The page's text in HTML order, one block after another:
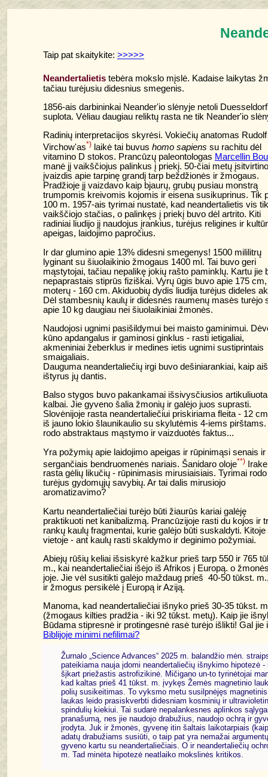
Taip pat skaitykite: >>>>>
Neandertalietis tebėra mokslo mįslė. Kadaise laikytas
tačiau turėjusiu didesnius smegenis.
1856-ais darbininkai Neander'io slėnyje netoli
suplota. Vėliau daugiau reliktų rasta ne tik Neander'io
Radinių interpretacijos skyrėsi. Vokiečių anatomas Rudolf
Virchow'as*) laikė tai buvus homo sapiens su rachitu dėl
vitamino D stokos. Prancūzų paleontologas Marcellin
manė jį vaikščiojus palinkus į priekį. 50-čiai metų įsitvirtino
įvaizdis apie tarpinę grandį tarp beždžionės ir žmogaus.
Pradžioje jį vaizdavo kaip bjaurų, grubų pusiau monstrą
trumpomis kreivomis kojomis ir eisena susikuprinus. Tik
100 m. 1957-ais tyrimai nustatė, kad neandertalietis vis tik
vaikščiojo stačias, o palinkęs į priekį buvo dėl artrito. Kiti
radiniai liudijo jį naudojus įrankius, turėjus religines ir
apeigas, laidojimo papročius.
Ir dar glumino apie 13% didesni smegenys! 1500 mililitrų
lyginant su šiuolaikinio žmogaus 1400 ml. Tai buvo geri
mąstytojai, tačiau nepalikę jokių rašto paminklų. Kartu jie
nepaprastais stiprūs fiziškai. Vyrų ūgis buvo apie 175 cm,
moterų - 160 cm. Akiduobių dydis liudija turėjus dideles
Dėl stambesnių kaulų ir didesnės raumenų masės turėjo
apie 10 kg daugiau nei šiuolaikiniai žmonės.
Naudojosi ugnimi pasišildymui bei maisto gaminimui.
kūno apdangalus ir gaminosi ginklus - rasti ietigaliai,
akmeniniai žeberklus ir medines ietis ugnimi sustiprintais
smaigaliais.
Dauguma neandertaliečių irgi buvo dešiniarankiai, kaip
ištyrus jų dantis.
Balso stygos buvo pakankamai išsivysčiusios
kalbai. Jie gyveno šalia žmonių ir galėjo juos suprasti.
Slovėnijoje rasta neandertaliečiui priskiriama fleita - 12
iš jauno lokio šlaunikaulio su skylutėmis 4-iems pirštams.
rodo abstraktaus mąstymo ir vaizduotės faktus...
Yra požymių apie laidojimo apeigas ir rūpinimąsi senais ir
sergančiais bendruomenės nariais. Šanidaro oloje**) Irake
rasta gėlių likučių - rūpinimasis mirusiaisiais. Tyrimai
turėjus gydomųjų savybių. Ar tai dalis mirusiojo
aromatizavimo?
Kartu neandertaliečiai turėjo būti žiaurūs kariai galėję
praktikuoti net kanibalizmą. Prancūzijoje rasti du kojos ir
rankų kaulų fragmentai, kurie galėjo būti suskaldyti. Kitoje
vietoje - ant kaulų rasti skaldymo ir deginimo požymiai.
Abiejų rūšių keliai išsiskyrė kažkur prieš tarp 550 ir 765
m., kai neandertaliečiai išėjo iš Afrikos į Europą. o
joje. Jie vėl susitikti galėjo maždaug prieš 40-50 tūkst.
ir žmogus persikėlė į Europą ir Aziją.
Manoma, kad neandertaliečiai išnyko prieš 30-35 tūkst.
(žmogaus kilties pradžia - iki 92 tūkst. metų). Kaip jie
Būdama stipresnė ir protingesnė rasė turėjo išlikti! Gal jie
Biblijoje minimi nefilimai?
Žurnalo „Science Advances“ 2025 m. balandžio mėn.
pateikiama nauja įdomi neandertaliečių išnykimo hipotezė -
šįkart priežastis astrofizikinė. Mičigano un-to tyrinėtojai
kad kaltas prieš 41 tūkst. m. įvykęs Žemės magnetinio
polių susikeitimas. To vyksmo metu susilpnėjęs magnetinis
laukas leido prasiskverbti didesniam kosminių ir
spindulių kiekiui. Tai sudarė nepalankesnes aplinkos
pranašumą, nes jie naudojo drabužius, naudojo ochrą ir
įrodyta. Juk ir žmonės, gyvenę itin šaltais laikotarpiais
adatų drabužiams susiūti, o taip pat yra nemažai
gyveno kartu su neandertaliečiais. O ir neandertaliečių
m. Tad minėta hipotezė neatlaiko mokslinės kritikos.